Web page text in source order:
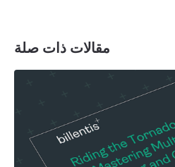
مقالات ذات صلة